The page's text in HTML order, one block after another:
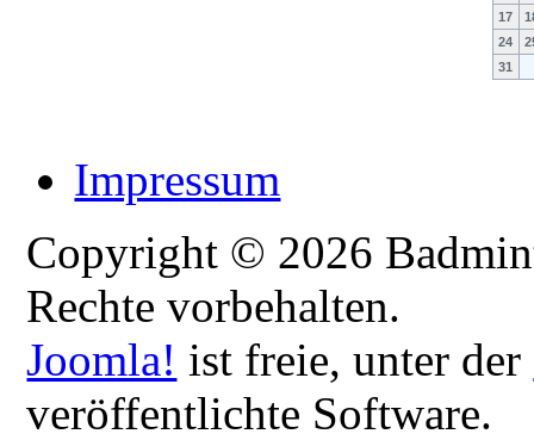
17
24
31
Impressum
Copyright © 2026
Rechte vorbehalten.
Joomla! ist freie, unter der
veröffentlichte Software.